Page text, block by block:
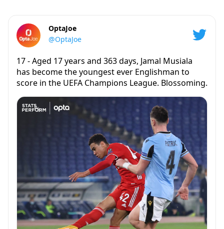
OptaJoe
@OptaJoe
17 - Aged 17 years and 363 days, Jamal Musiala
has become the youngest ever Englishman to
score in the UEFA Champions League. Blossoming.